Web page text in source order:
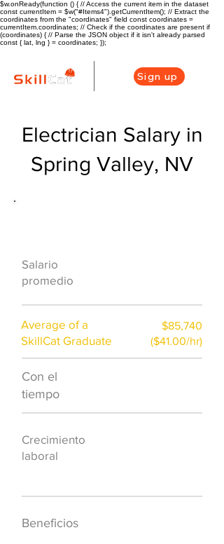
$w.onReady(function () { // Access the current item in the dataset
const currentItem = $w("#Items4").getCurrentItem(); // Extract the
coordinates from the "coordinates" field const coordinates =
currentItem.coordinates; // Check if the coordinates are present if
(coordinates) { // Parse the JSON object if it isn't already parsed
const { lat, lng } = coordinates; });
Sign up
Electrician Salary in
Spring Valley, NV
Salario
promedio
Average of a
SkillCat Graduate
$85,740
($41.00/hr)
Con el
tiempo
Crecimiento
laboral
Beneficios